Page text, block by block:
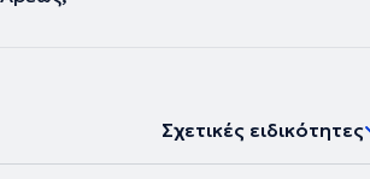
Σχετικές ειδικότητες